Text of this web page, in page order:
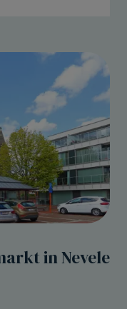
in Nevele